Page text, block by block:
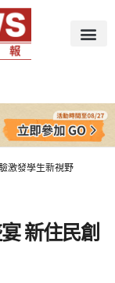
激發學生新視野
新住民創